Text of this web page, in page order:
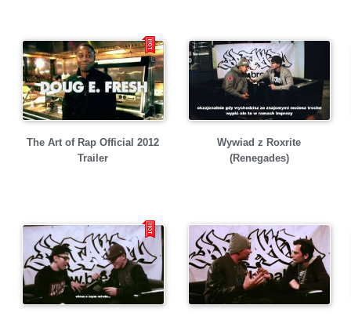
The Art of Rap Official 2012
Trailer
Wywiad z Roxrite
(Renegades)